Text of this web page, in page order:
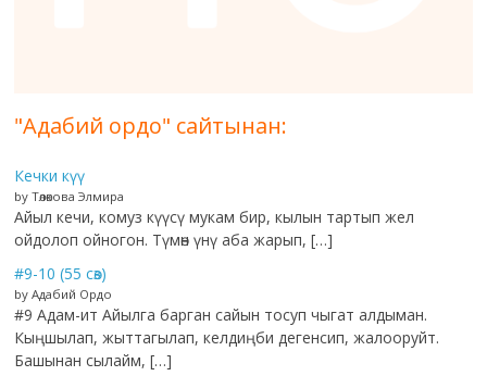
"Адабий ордо" сайтынан:
Кечки күү
by Төлөкова Элмира
Айыл кечи, комуз күүсү мукам бир, кылын тартып жел
ойдолоп ойногон. Түмөн үнү аба жарып, […]
#9-10 (55 сөз)
by Адабий Ордо
#9 Адам-ит Айылга барган сайын тосуп чыгат алдыман.
Кыңшылап, жыттагылап, келдиңби дегенсип, жалооруйт.
Башынан сылайм, […]